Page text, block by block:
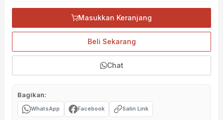
Masukkan Keranjang
Beli Sekarang
Chat
Bagikan:
WhatsApp Facebook Salin Link